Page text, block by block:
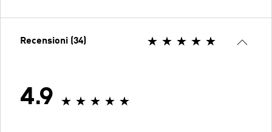
Recensioni (34)
4.9